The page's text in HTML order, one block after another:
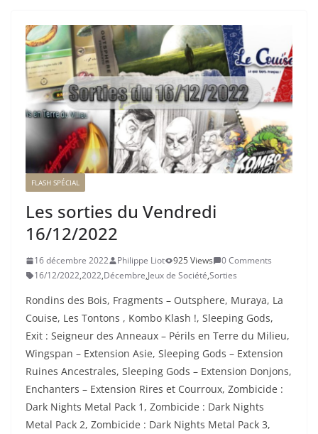
FLASH SPÉCIAL
Les sorties du Vendredi
16/12/2022
16 décembre 2022 Philippe Liot 925 Views
0 Comments
16/12/2022,2022,Décembre,Jeux de Société,Sorties
Rondins des Bois, Fragments – Outsphere, Muraya, La
Couise, Les Tontons , Kombo Klash !, Sleeping Gods,
Exit : Seigneur des Anneaux – Périls en Terre du Milieu,
Wingspan – Extension Asie, Sleeping Gods – Extension
Ruines Ancestrales, Sleeping Gods – Extension Donjons,
Enchanters – Extension Rires et Courroux, Zombicide :
Dark Nights Metal Pack 1, Zombicide : Dark Nights
Metal Pack 2, Zombicide : Dark Nights Metal Pack 3,